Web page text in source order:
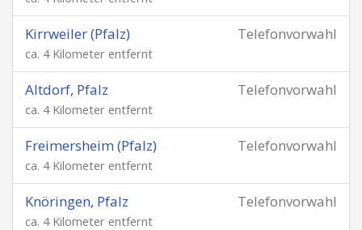
Telefonvorwahl
Kirrweiler (Pfalz)
ca. 4 Kilometer entfernt
Telefonvorwahl
Altdorf, Pfalz
ca. 4 Kilometer entfernt
Telefonvorwahl
Freimersheim (Pfalz)
ca. 4 Kilometer entfernt
Telefonvorwahl
Knöringen, Pfalz
ca. 4 Kilometer entfernt